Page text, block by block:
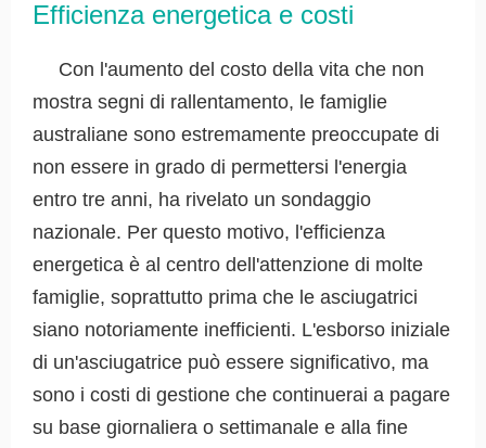
Efficienza energetica e costi
Con l'aumento del costo della vita che non
mostra segni di rallentamento, le famiglie
australiane sono estremamente preoccupate di
non essere in grado di permettersi l'energia
entro tre anni, ha rivelato un sondaggio
nazionale. Per questo motivo, l'efficienza
energetica è al centro dell'attenzione di molte
famiglie, soprattutto prima che le asciugatrici
siano notoriamente inefficienti. L'esborso iniziale
di un'asciugatrice può essere significativo, ma
sono i costi di gestione che continuerai a pagare
su base giornaliera o settimanale e alla fine